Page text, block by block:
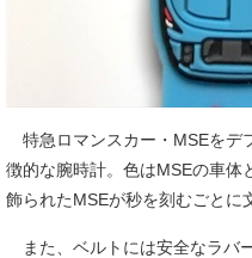
特急ロマンスカー・MSEをデ
徴的な腕時計。色はMSEの車体
飾られたMSEが秒を刻むごとに
また、ベルトには安全なラバ